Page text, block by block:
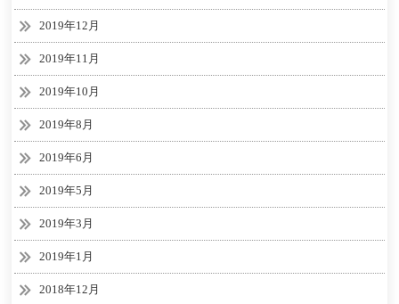
2019年12月
2019年11月
2019年10月
2019年8月
2019年6月
2019年5月
2019年3月
2019年1月
2018年12月